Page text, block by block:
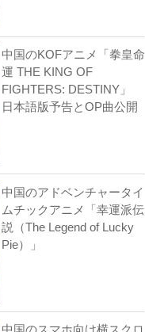
中国のKOFアニメ「拳皇命
運 THE KING OF
FIGHTERS: DESTINY」
日本語版予告とOP曲公開
中国のアドベンチャータイ
ムチックアニメ「幸運派伝
説（The Legend of Lucky
Pie）」
中国のスマホ向け横スクロ